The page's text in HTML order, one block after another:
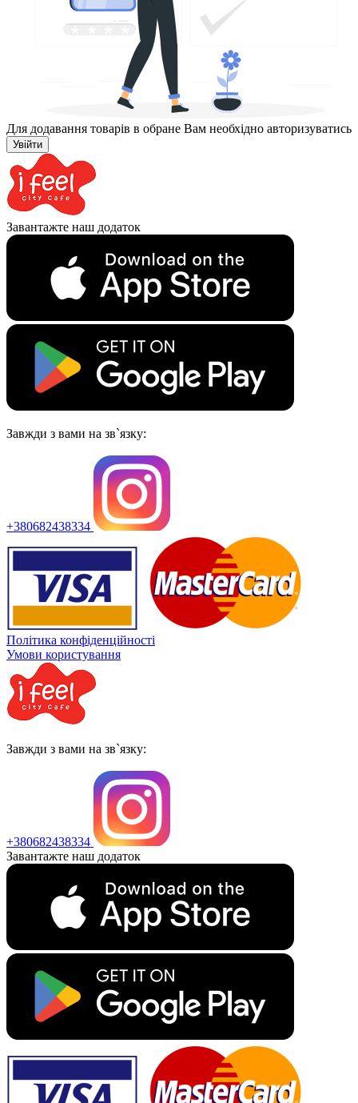
Для додавання товарів в обране Вам необхідно авторизуватись
Увійти
Завантажте наш додаток
Завжди з вами на зв`язку:
+380682438334
Політика конфіденційності
Умови користування
Завжди з вами на зв`язку:
+380682438334
Завантажте наш додаток